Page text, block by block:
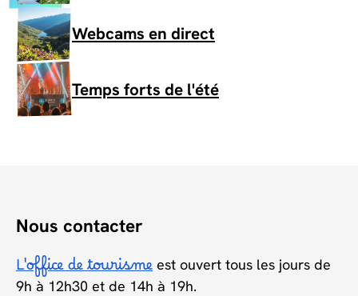
Webcams en direct
Temps forts de l'été
Nous contacter
L'office de tourisme est ouvert tous les jours de
9h à 12h30 et de 14h à 19h.